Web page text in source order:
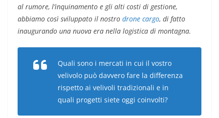
al rumore, l’inquinamento e gli alti costi di gestione,
abbiamo così sviluppato il nostro drone cargo, di fatto
inaugurando una nuova era nella logistica di montagna.
Quali sono i mercati in cui il vostro
velivolo può davvero fare la differenza
rispetto ai velivoli tradizionali e in
quali progetti siete oggi coinvolti?